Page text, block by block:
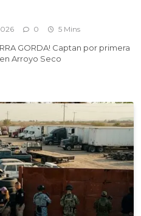
0 5 Mins
GORDA! Captan por primera
Arroyo Seco